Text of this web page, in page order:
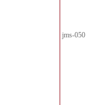
jms-050